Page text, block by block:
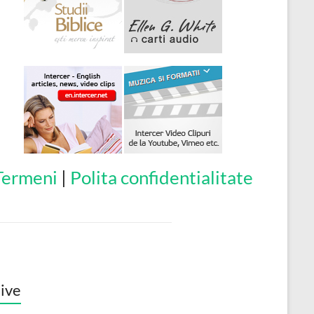
| Polita confidentialitate